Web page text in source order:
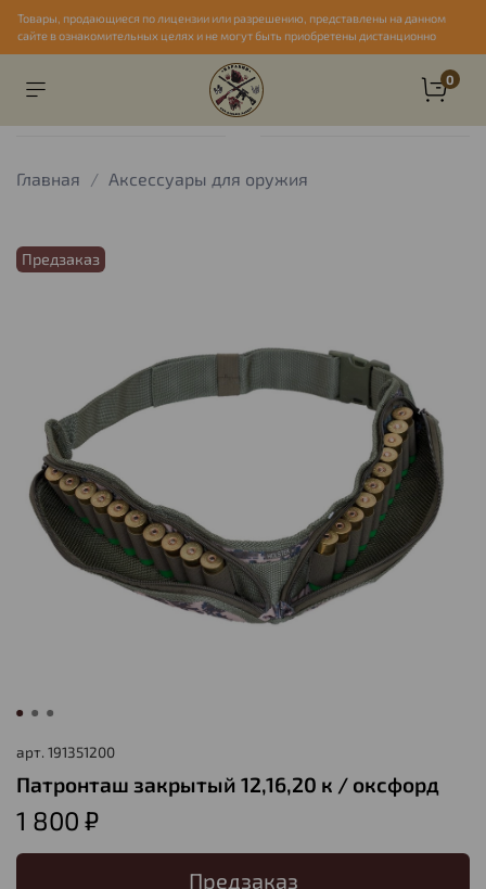
Товары, продающиеся по лицензии или разрешению, представлены на данном
сайте в ознакомительных целях и не могут быть приобретены дистанционно
0
Главная Аксессуары для оружия
Предзаказ
арт. 191351200
Патронташ закрытый 12,16,20 к / оксфорд
1 800 ₽
Предзаказ